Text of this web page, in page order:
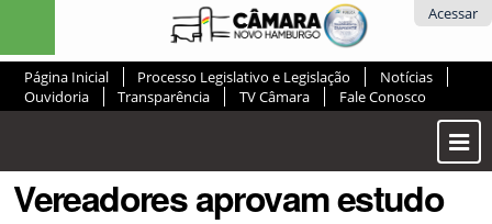
Acessar
Página Inicial Processo Legislativo e Legislação
Notícias
Ouvidoria
Transparência TV Câmara Fale Conosco
ou
Vereadores aprovam estudo